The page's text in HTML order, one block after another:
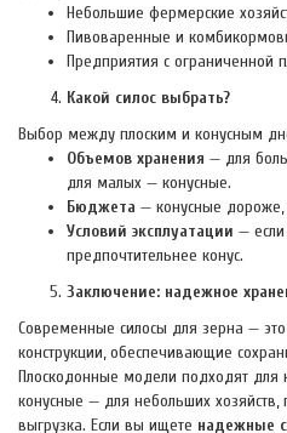
Небольшие фермерские
Пивоваренные и
Предприятия с ограниченной
Какой силос выбрать?
Выбор между плоским и конусным
Объемов хранения — для
для малых — конусные.
Бюджета — конусные дороже,
Условий эксплуатации —
предпочтительнее конус.
Заключение: надежное
Современные силосы для зерна —
конструкции, обеспечивающие
Плоскодонные модели подходят для
конусные — для небольших
выгрузка. Если вы ищете надежные